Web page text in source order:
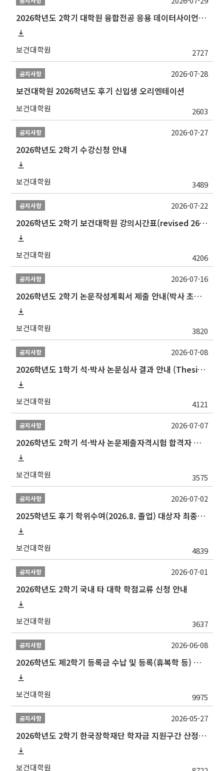
2026학년도 2학기 대학원 융합전공 응용 데이터사이언스 선발 계획 알림
보건대학원 2727
공지사항
보건대학원 2026학년도 후기 신입생 오리엔테이션
보건대학원 2603
2026-07-28
공지사항
2026학년도 2학기 수강신청 안내
보건대학원 3489
2026-07-27
공지사항
2026학년도 2학기 보건대학원 강의시간표(revised 260803)(2026 2nd SEMESTER SNU GSPH TIMETABLE)
보건대학원 4206
2026-07-22
공지사항
2026학년도 2학기 논문작성계획서 제출 안내(박사 초심 일정 포함)_Thesis Proposal
보건대학원 3820
2026-07-16
공지사항
2026학년도 1학기 석·박사 논문심사 결과 안내 (Thesis Defense Result)
보건대학원 4121
2026-07-08
공지사항
2026학년도 2학기 석·박사 논문제출자격시험 합격자 공고(TSQ Exam Result)
보건대학원 3575
2026-07-07
공지사항
2025학년도 후기 학위수여(2026.8. 졸업) 대상자 최종인준 논문 제출 안내
보건대학원 4839
2026-07-02
공지사항
2026학년도 2학기 국내 타 대학 학점교류 신청 안내
보건대학원 3637
2026-07-01
공지사항
2026학년도 제2학기 등록금 수납 및 등록(휴복학 등) 일정 안내
보건대학원 9975
2026-06-08
공지사항
2026학년도 2학기 한국장학재단 학자금 지원구간 산정 신청 안내
보건대학원
2026-05-27